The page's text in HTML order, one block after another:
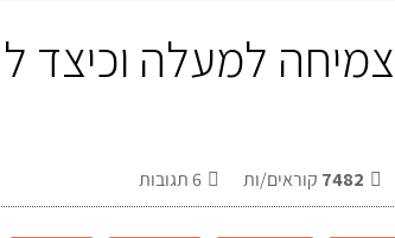
למעלה וכיצד
7482 קוראים/ות 6תגובות